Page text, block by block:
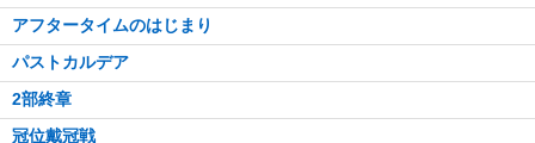
アフタータイムのはじまり
パストカルデア
2部終章
冠位戴冠戦